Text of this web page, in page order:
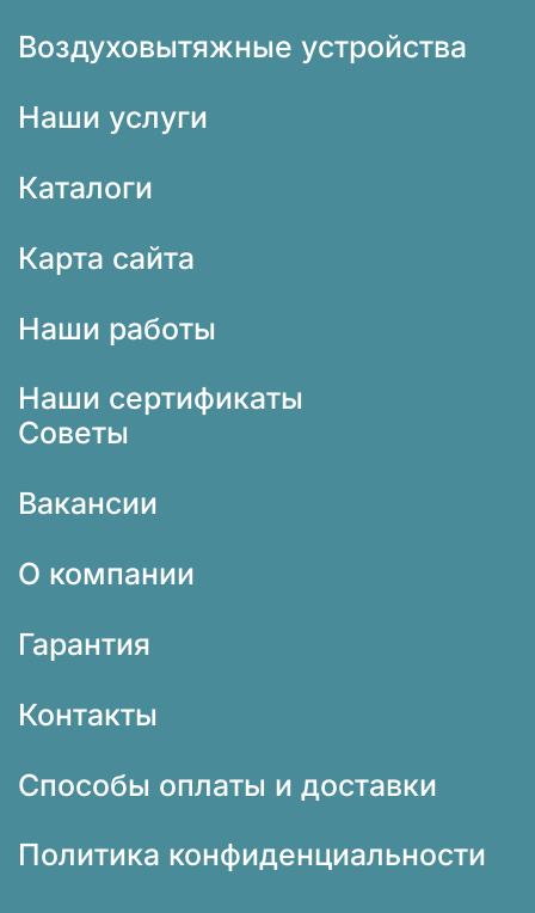
Воздуховытяжные устройства
Наши услуги
Каталоги
Карта сайта
Наши работы
Наши сертификаты
Советы
Вакансии
О компании
Гарантия
Контакты
Способы оплаты и доставки
Политика конфиденциальности